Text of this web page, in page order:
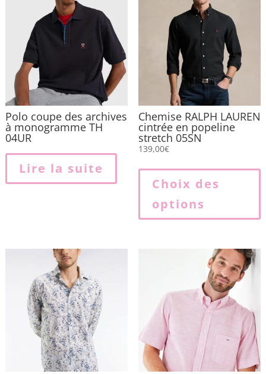
Polo coupe des archives
à monogramme TH
04UR
Lire la suite
Chemise RALPH LAUREN
cintrée en popeline
stretch 05SN
139,00€
Choix des
options